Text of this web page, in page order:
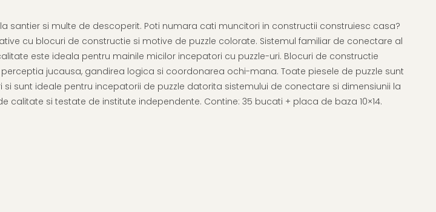
santier si multe de descoperit. Poti numara cati muncitori in constructii construiesc casa?
cu blocuri de constructie si motive de puzzle colorate. Sistemul familiar de conectare al
este ideala pentru mainile micilor incepatori cu puzzle-uri. Blocuri de constructie
jucausa, gandirea logica si coordonarea ochi-mana. Toate piesele de puzzle sunt
sunt ideale pentru incepatorii de puzzle datorita sistemului de conectare si dimensiunii la
si testate de institute independente. Contine: 35 bucati + placa de baza 10×14.